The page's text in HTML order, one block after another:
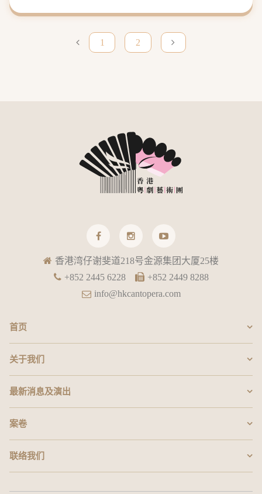
1 2
香港湾仔谢斐道218号金源集团大厦25楼
+852 2445 6228
+852 2449 8288
info@hkcantopera.com
首页
关于我们
最新消息及演出
案卷
联络我们